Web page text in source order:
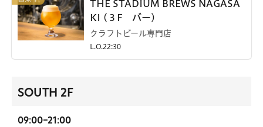
THE STADIUM BREWS NAGASA
KI (３F バー)
クラフトビール専門店
L.O.22:30
SOUTH 2F
09:00-21:00